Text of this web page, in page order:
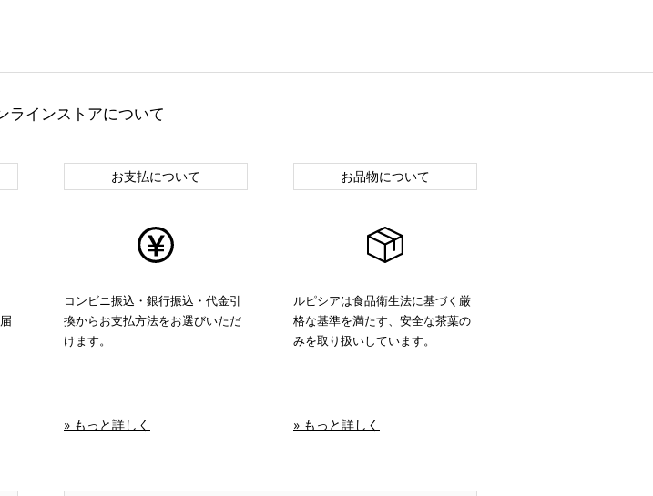
ラインストアについて
お支払について
コンビニ振込・銀行振込・代金引
換からお支払方法をお選びいただ
けます。
» もっと詳しく
お品物について
ルピシアは食品衛生法に基づく厳
格な基準を満たす、安全な茶葉の
みを取り扱いしています。
» もっと詳しく